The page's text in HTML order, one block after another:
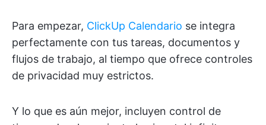
Para empezar, ClickUp Calendario se integra
perfectamente con tus tareas, documentos y
flujos de trabajo, al tiempo que ofrece controles
de privacidad muy estrictos.
Y lo que es aún mejor, incluyen control de